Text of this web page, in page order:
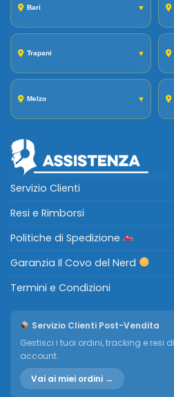
Bari ▼
Trapani ▼
Melzo ▼
Servizio Clienti
Resi e Rimborsi
Politiche di Spedizione
Garanzia Il Covo del Nerd
Termini e Condizioni
Servizio Clienti Post-Vendita
Gestisci i tuoi ordini, tracking e resi
account.
Vai ai miei ordini →